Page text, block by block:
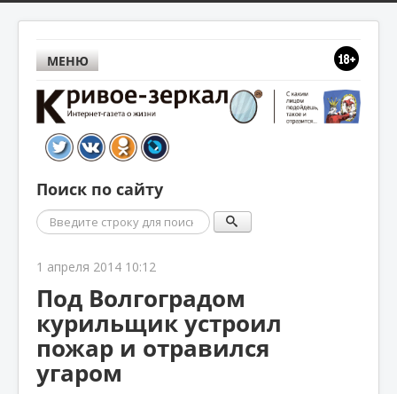
МЕНЮ
Поиск по сайту
Поиск
1 апреля 2014 10:12
Под Волгоградом
курильщик устроил
пожар и отравился
угаром